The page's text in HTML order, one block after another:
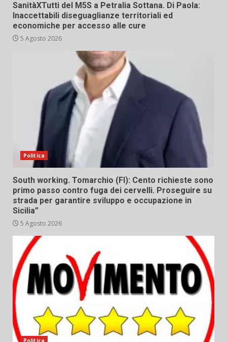
SanitàXTutti del M5S a Petralia Sottana. Di Paola:
Inaccettabili diseguaglianze territoriali ed
economiche per accesso alle cure
5 Agosto 2026
Politica
South working. Tomarchio (FI): Cento richieste sono
primo passo contro fuga dei cervelli. Proseguire su
strada per garantire sviluppo e occupazione in
Sicilia”
5 Agosto 2026